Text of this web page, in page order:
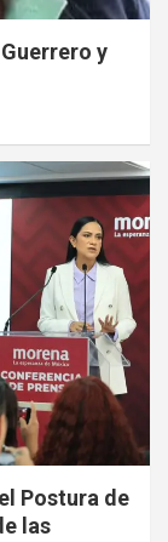
y
Postura de
las